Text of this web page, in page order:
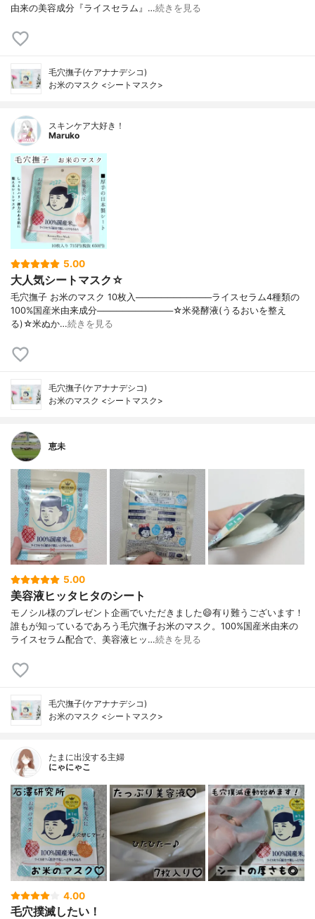
由来の美容成分『ライスセラム』…続きを見る
毛穴撫子(ケアナナデシコ)
お米のマスク <シートマスク>
スキンケア大好き！
Maruko
5.00
大人気シートマスク☆
毛穴撫子 お米のマスク 10枚入────────────ライスセラム4種類の
100%国産米由来成分────────────☆米発酵液(うるおいを整え
る)☆米ぬか…続きを見る
毛穴撫子(ケアナナデシコ)
お米のマスク <シートマスク>
恵未
5.00
美容液ヒッタヒタのシート
モノシル様のプレゼント企画でいただきました😄有り難うございます！
誰もが知っているであろう毛穴撫子お米のマスク。100%国産米由来の
ライスセラム配合で、美容液ヒッ…続きを見る
毛穴撫子(ケアナナデシコ)
お米のマスク <シートマスク>
たまに出没する主婦
にゃにゃこ
4.00
毛穴撲滅したい！